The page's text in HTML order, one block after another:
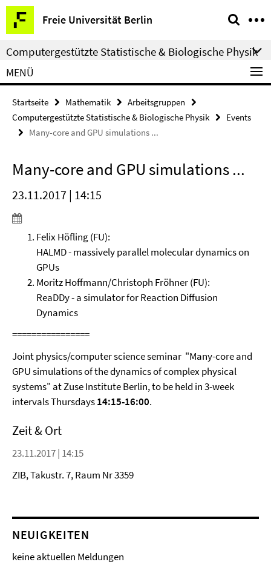
Springe
direkt
zu
Inhalt
Freie Universität Berlin
Service-
Navigation
Computergestützte Statistische & Biologische Physik
MENÜ
Startseite Mathematik
Arbeitsgruppen
Computergestützte Statistische & Biologische Physik
Events
Many-core and GPU simulations ...
Many-core and GPU simulations ...
23.11.2017 | 14:15
Felix Höfling (FU):
HALMD - massively parallel molecular dynamics on
GPUs
Moritz Hoffmann/Christoph Fröhner (FU):
ReaDDy - a simulator for Reaction Diffusion
Dynamics
================
Joint physics/computer science seminar "Many-core and
GPU simulations of the dynamics of complex physical
systems" at Zuse Institute Berlin, to be held in 3-week
intervals Thursdays14:15-16:00.
Zeit & Ort
23.11.2017 | 14:15
ZIB, Takustr. 7, Raum Nr 3359
NEUIGKEITEN
keine aktuellen Meldungen